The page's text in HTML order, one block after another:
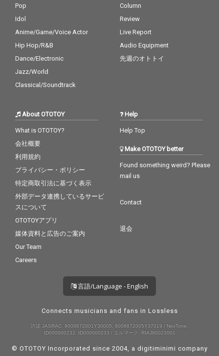
Pop
Idol
Anime/Game/Voice Actor
Hip Hop/R&B
Dance/Electronic
Jazz/World
Classical/Soundtrack
Column
Review
Live Report
Audio Equipment
先週のオトトイ
About OTOTOY
What is OTOTOY?
会社概要
利用規約
プライバシー・ポリシー
特定商取引法に基づく表示
外部データ連携しているサービ
スについて
OTOTOYアプリ
媒体資料と広告のご案内
Our Team
Careers
Help
Help Top
Make OTOTOY better
Found something weird? Please
mail us
Contact
退会
言語/Language - English
Connects musicians and fans in Lossless
許諾 JASRAC: 9008872001Y30005, 9008872005Y37019 / NexTone:
ID000000232, ID000000233 / エルマーク: RIAJ80023001
© OTOTOY Incorporated since 2004, a digitiminimi company